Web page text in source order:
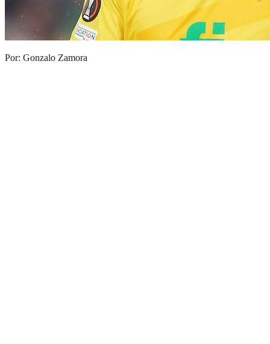
Por: Gonzalo Zamora